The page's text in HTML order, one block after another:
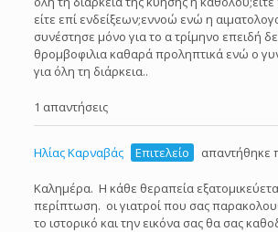
είτε επί ενδείξεων;εννοώ ενώ η
συνέστησε μόνο για το α τρίμηνο επειδή
θρομβοφιλια καθαρά προληπτικά ενώ ο
για όλη τη διάρκεια..
1 απαντήσεις
Ηλίας Καρναβάς Επιτελείο απαντήθηκε
Καλημέρα. Η κάθε θεραπεία
περίπτωση. οι γιατροί που σας
το ιστορικό και την εικόνα σας θα σας